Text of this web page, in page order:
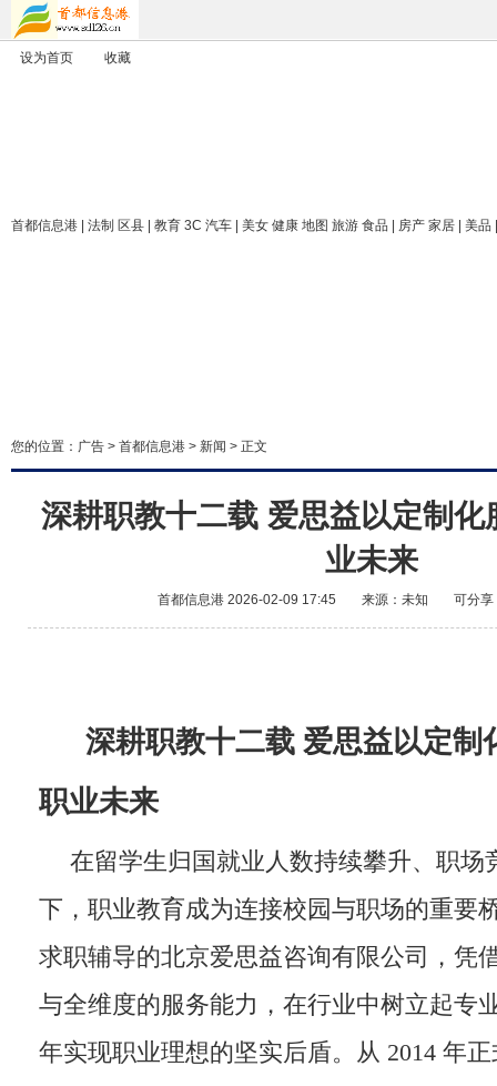
设为首页 收藏
首都信息港 | 法制 区县 | 教育 3C 汽车 | 美女 健康 地图 旅游 食品 | 房产 家居 | 美品
您的位置： 广告 > 首都信息港 > 新闻 > 正文
深耕职教十二载 爱思益以定制化
业未来
首都信息港 2026-02-09 17:45 来源：未知 可分享
深耕职教十二载 爱思益以定制
职业未来
在留学生归国就业人数持续攀升、职场
下，职业教育成为连接校园与职场的重要
求职辅导的北京爱思益咨询有限公司，凭
与全维度的服务能力，在行业中树立起专
年实现职业理想的坚实后盾。从 2014 年